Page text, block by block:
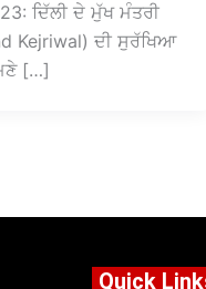
ਦਿੱਲੀ ਦੇ ਮੁੱਖ ਮੰਤਰੀ
Kejriwal) ਦੀ ਸੁਰੱਖਿਆ
[…]
Quick